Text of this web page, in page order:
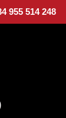
955 514 248